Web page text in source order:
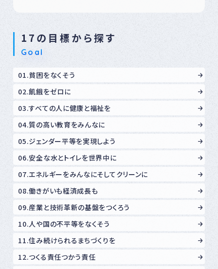
17の目標から探す
Goal
01.貧困をなくそう
02.飢餓をゼロに
03.すべての人に健康と福祉を
04.質の高い教育をみんなに
05.ジェンダー平等を実現しよう
06.安全な水とトイレを世界中に
07.エネルギーをみんなにそしてクリーンに
08.働きがいも経済成長も
09.産業と技術革新の基盤をつくろう
10.人や国の不平等をなくそう
11.住み続けられるまちづくりを
12.つくる責任つかう責任